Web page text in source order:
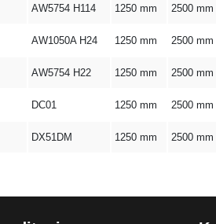
AW5754 H114 1250 mm 2500 mm
AW1050A H24 1250 mm 2500 mm
AW5754 H22 1250 mm 2500 mm
DC01 1250 mm 2500 mm
DX51DM 1250 mm 2500 mm